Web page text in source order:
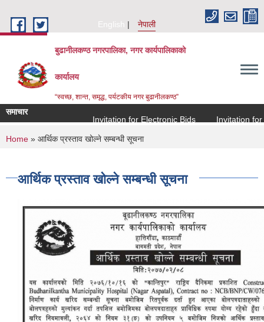
English
नेपाली
बुढानीलकण्ठ नगरपालिका, नगर कार्यपालिकाको
कार्यालय
“स्वच्छ, शान्त, समृद्ध, पर्यटकीय नगर बुढानीलकण्ठ”
समाचार
Invitation for Electronic Bids
Invitation for
You are here
Home » आर्थिक प्रस्ताव खोल्ने सम्बन्धी सूचना
आर्थिक प्रस्ताव खोल्ने सम्बन्धी सूचना